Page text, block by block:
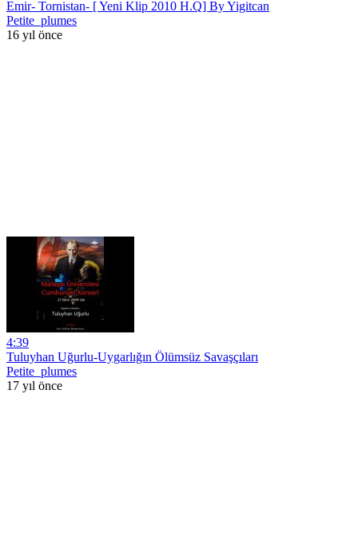
Emir- Tornistan- [ Yeni Klip 2010 H.Q] By Yigitcan
Petite_plumes
16 yıl önce
4:39
Tuluyhan Uğurlu-Uygarlığın Ölümsüz Savaşçıları
Petite_plumes
17 yıl önce